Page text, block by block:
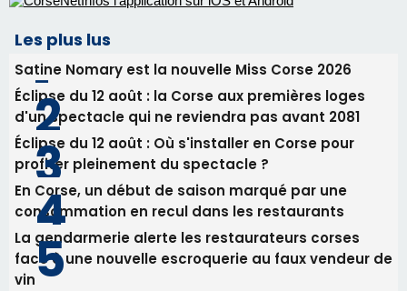
Les plus lus
Satine Nomary est la nouvelle Miss Corse 2026
Éclipse du 12 août : la Corse aux premières loges
d'un spectacle qui ne reviendra pas avant 2081
Éclipse du 12 août : Où s'installer en Corse pour
profiter pleinement du spectacle ?
En Corse, un début de saison marqué par une
consommation en recul dans les restaurants
La gendarmerie alerte les restaurateurs corses
face à une nouvelle escroquerie au faux vendeur de
vin